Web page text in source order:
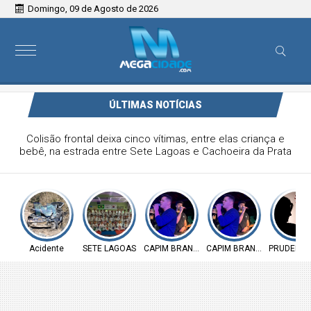
Domingo, 09 de Agosto de 2026
ÚLTIMAS NOTÍCIAS
Colisão frontal deixa cinco vítimas, entre elas criança e
bebê, na estrada entre Sete Lagoas e Cachoeira da Prata
Acidente SETE LAGOAS CAPIM BRANCO CAPIM BRANCO